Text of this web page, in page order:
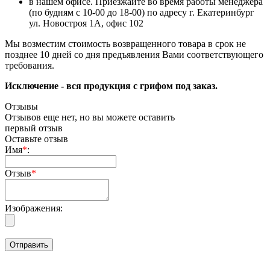
(по будням с 10-00 до 18-00) по адресу г. Екатеринбург
ул. Новостроя 1А, офис 102
Мы возместим стоимость возвращенного товара в срок не
позднее 10 дней со дня предъявления Вами соответствующего
требования.
Исключение - вся продукция с грифом под заказ.
Отзывы
Отзывов еще нет, но вы можете оставить
первый отзыв
Оставьте отзыв
Имя*:
Отзыв*
Изображения: